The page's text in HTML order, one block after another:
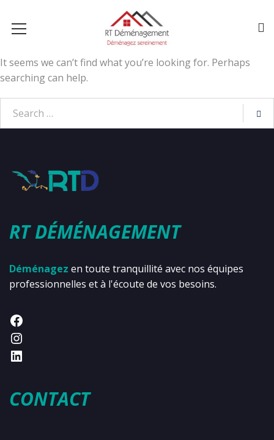
It seems we can’t find what you’re looking for. Perhaps
searching can help.
RT DÉMÉNAGEMENT
Déménagez en toute tranquillité avec nos équipes
professionnelles et à l'écoute de vos besoins.
CONTACT